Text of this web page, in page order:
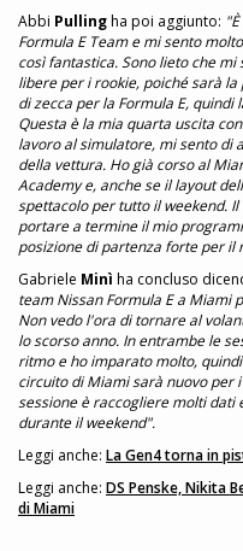
Abbi Pullingha poi aggiunto:
Formula E Team e mi sento
così fantastica. Sono lieto che
libere per i rookie, poiché sarà
di zecca per la Formula E,
Questa è la mia quarta uscita
lavoro al simulatore, mi sento di
della vettura. Ho già corso al
Academy e, anche se il layout
spettacolo per tutto il weekend.
portare a termine il mio
posizione di partenza forte per il
Gabriele Minì ha concluso
team Nissan Formula E a Miami
Non vedo l'ora di tornare al
lo scorso anno. In entrambe le
ritmo e ho imparato molto,
circuito di Miami sarà nuovo per
sessione è raccogliere molti
durante il weekend".
Leggi anche: La Gen4 torna in
Leggi anche: DS Penske, Nikita
di Miami